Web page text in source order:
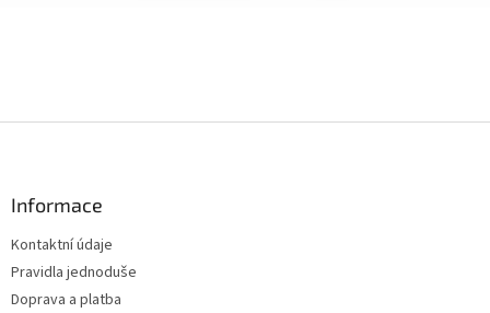
Informace
Kontaktní údaje
Pravidla jednoduše
Doprava a platba